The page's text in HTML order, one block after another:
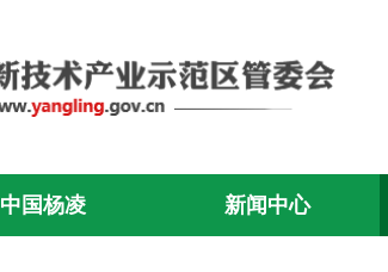
中国杨凌 新闻中心